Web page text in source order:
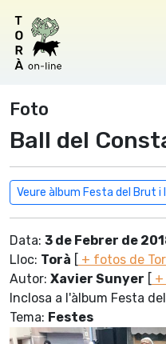
Foto
Ball del
Veure àlbum Festa del Brut
Data: 3 de Febrer de
Lloc: Torà [ + fotos de
Autor: Xavier Sunyer [ +
Inclosa a l'àlbum Festa
Tema: Festes